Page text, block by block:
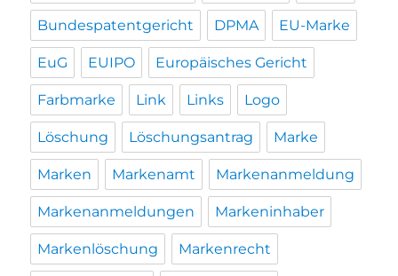
Bundespatentgericht DPMA EU-Marke
EuG EUIPO Europäisches Gericht
Farbmarke Link Links Logo
Löschung Löschungsantrag Marke
Marken Markenamt Markenanmeldung
Markenanmeldungen Markeninhaber
Markenlöschung Markenrecht